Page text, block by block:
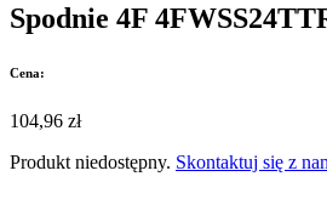
Spodnie 4F
Cena:
104,96 zł
Produkt niedostępny. Skontaktuj się z